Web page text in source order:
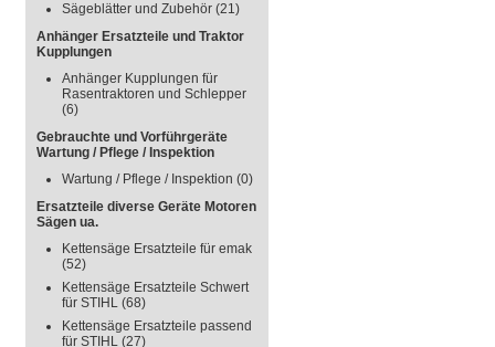
Sägeblätter und Zubehör (21)
Anhänger Ersatzteile und Traktor
Kupplungen
Anhänger Kupplungen für
Rasentraktoren und Schlepper
(6)
Gebrauchte und Vorführgeräte
Wartung / Pflege / Inspektion
Wartung / Pflege / Inspektion (0)
Ersatzteile diverse Geräte Motoren
Sägen ua.
Kettensäge Ersatzteile für emak
(52)
Kettensäge Ersatzteile Schwert
für STIHL (68)
Kettensäge Ersatzteile passend
für STIHL (27)